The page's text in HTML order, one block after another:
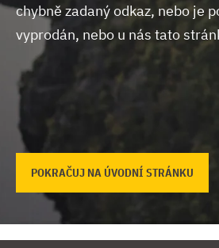
chybně zadaný odkaz, nebo je
vyprodán, nebo u nás tato
POKRAČUJ NA ÚVODNÍ STRÁNKU